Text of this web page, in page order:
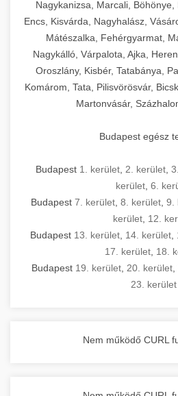
Ipari sütők és
chef-
használatot, miközben
higiéniai
Ipari
választéka - chef-
kereskedelmi hűtőegység és
hőmérsékletet és
rendszerekkel, valamint
technológiával
acél konstrukció és a
karbantartási pontok
élettartamot és az
Ipari mosogatógépek
kereskedelmi mosogatógép és
tisztíthatók, szétszerelhetők
megfelelnek az összes
előírásnak. Különböző
állnak rendelkezésre
kivitelben, az egyedi
feldolgozandó
Biztonságos kezelést
számára.
Sajtreszelő gépek
chef-
kereskedelmi sajtreszelő
berendezést magában
egy modern,
kereskedelmi konyha
és működtetéséhez.
főzőberendezésektől
grillsütők, frittőzök)
feldolgozógépeken
kiegészítő eszközökig
megtalál. Szakértő
megfelelő berendezések
konyha optimális
megtervezésében,
üzembe helyezés
garancia, gyors szerviz és
támogatás biztosítja az
Nagykonyhai
Nagykanizsa, Marcali, Böhönye,
Encs, Kisvárda, Nagyhalász,
Mátészalka, Fehérgyarmat,
Nagykálló, Várpalota, Ajka,
Oroszlány, Kisbér, Tatabánya,
Komárom, Tata, Pilisvörösvár,
Martonvásár,
Budapest egész
Budapest 1. kerület 2. kerület
kerület 6.
Budapest 7. kerület, 8. kerület, 9.
kerület 12.
Budapest 13. kerület 14. kerület
17. kerület 18.
Budapest 19. kerület 20. kerület
23. kerület
Nem működő CURL